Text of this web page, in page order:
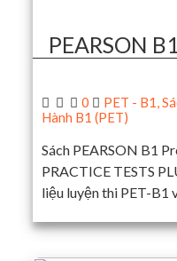
PEARSON
0 PET - B1,
Hành B1 (PET)
Sách PEARSON B1
PRACTICE TESTS
liệu luyện thi PET-B1